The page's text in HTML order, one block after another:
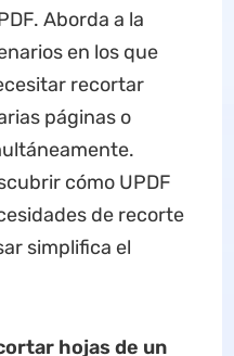
Aborda a la
en los que
recortar
páginas o
cómo UPDF
de recorte
simplifica el
hojas de un